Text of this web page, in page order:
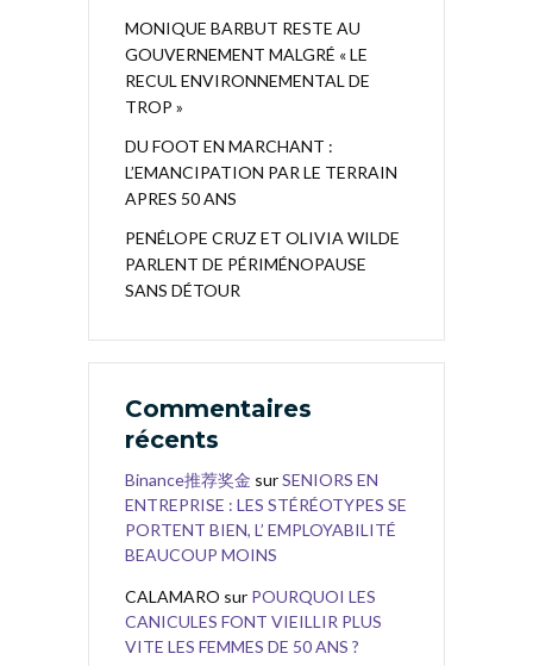
MONIQUE BARBUT RESTE AU
GOUVERNEMENT MALGRÉ « LE
RECUL ENVIRONNEMENTAL DE
TROP »
DU FOOT EN MARCHANT :
L’EMANCIPATION PAR LE TERRAIN
APRES 50 ANS
PENÉLOPE CRUZ ET OLIVIA WILDE
PARLENT DE PÉRIMÉNOPAUSE
SANS DÉTOUR
Commentaires
récents
Binance推荐奖金 surSENIORS EN
ENTREPRISE : LES STÉRÉOTYPES SE
PORTENT BIEN, L’ EMPLOYABILITÉ
BEAUCOUP MOINS
CALAMARO sur POURQUOI LES
CANICULES FONT VIEILLIR PLUS
VITE LES FEMMES DE 50 ANS ?